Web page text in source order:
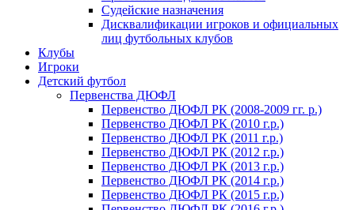
Судейские назначения
Дисквалификации игроков и официальных
лиц футбольных клубов
Клубы
Игроки
Детский футбол
Первенства ДЮФЛ
Первенство ДЮФЛ РК (2008-2009 гг. р.)
Первенство ДЮФЛ РК (2010 г.р.)
Первенство ДЮФЛ РК (2011 г.р.)
Первенство ДЮФЛ РК (2012 г.р.)
Первенство ДЮФЛ РК (2013 г.р.)
Первенство ДЮФЛ РК (2014 г.р.)
Первенство ДЮФЛ РК (2015 г.р.)